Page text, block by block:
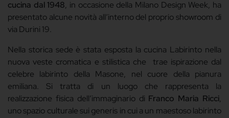
cucina dal 1948, in occasione della Milano Design Week, ha
presentato alcune novità all’interno del proprio showroom di
via Durini 19.
Nella storica sede è stata esposta la cucina Labirinto nella
nuova veste cromatica e stilistica che
trae ispirazione dal
celebre labirinto della Masone, nel cuore della pianura
emiliana. Si tratta di un luogo che rappresenta la
realizzazione fisica dell’immaginario di Franco Maria Ricci,
uno spazio culturale sui generis in cui a un maestoso labirinto